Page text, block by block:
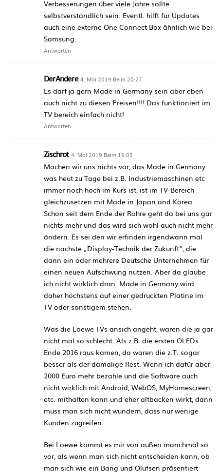
Verbesserungen über viele Jahre sollte
selbstverständlich sein. Eventl. hilft für Updates
auch eine externe One Connect Box ähnlich wie bei
Samsung.
Antworten
DerAndere 4. Mai 2019 Beim 20:27
Es darf ja gern Made in Germany sein aber eben
auch nicht zu diesen Preisen!!!! Das funktioniert im
TV bereich einfach nicht!
Antworten
Zischrot 4. Mai 2019 Beim 19:05
Machen wir uns nichts vor, das Made in Germany
was heut zu Tage bei z.B. Industriemaschinen etc
immer noch hoch im Kurs ist, ist im TV-Bereich
gleichzusetzen mit Made in Japan and Korea.
Schon seit dem Ende der Röhre geht da bei uns gar
nichts mehr und das wird sich wohl auch nicht mehr
ändern. Es sei den wir erfinden irgendwann mal
die nächste „Display-Technik der Zukunft“, die
dann ein oder mehrere Deutsche Unternehmen für
einen neuen Aufschwung nutzen. Aber da glaube
ich nicht wirklich dran. Made in Germany wird
daher höchstens auf einer gedruckten Platine im
TV oder sonstigem stehen.
Was die Loewe TVs ansich angeht, waren die ja gar
nicht mal so schlecht. Als z.B. die ersten OLEDs
Ende 2016 raus kamen, da waren die z.T. sogar
besser als der damalige Rest. Wenn ich dafür aber
2000 Euro mehr bezahle und die Software auch
nicht wirklich mit Android, WebOS, MyHomescreen,
etc. mithalten kann und eher altbacken wirkt, dann
muss man sich nicht wundern, dass nur wenige
Kunden zugreifen.
Bei Loewe kommt es mir von außen manchmal so
vor, als wenn man sich nicht entscheiden kann, ob
man sich wie ein Bang und Olufsen präsentiert